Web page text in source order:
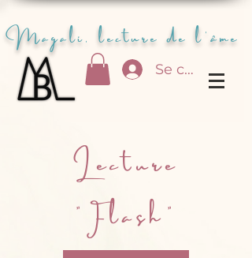
Se connecter
Magali, lecture de l'âme
Lecture
"Flash"